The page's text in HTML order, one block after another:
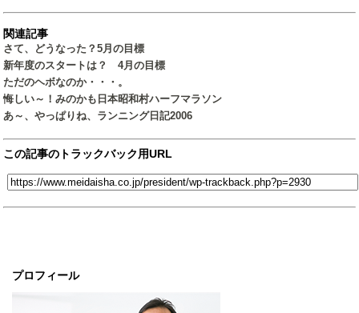
プロフィール
関連記事
さて、どうなった？5月の目標
新年度のスタートは？ 4月の目標
ただのヘボなのか・・・。
悔しい～！みのかも日本昭和村ハーフマラソン
あ～、やっぱりね、ランニング日記2006
この記事のトラックバック用URL